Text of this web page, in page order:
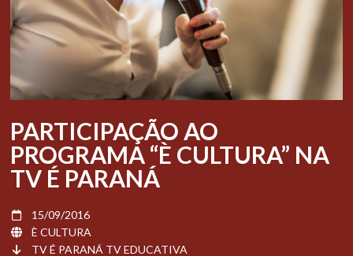
PARTICIPAÇÃO AO
PROGRAMA “È CULTURA” NA
TV É PARANÁ
15/09/2016
È CULTURA
TV É PARANÁ TV EDUCATIVA